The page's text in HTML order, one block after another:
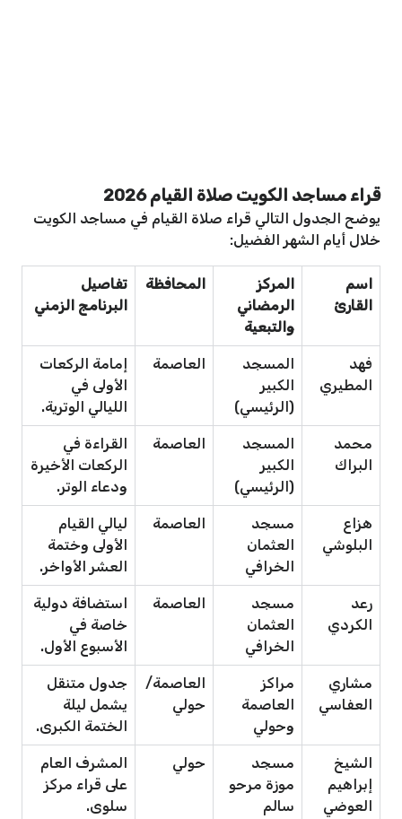
قراء مساجد الكويت صلاة القيام 2026
يوضح الجدول التالي قراء صلاة القيام في مساجد الكويت
خلال أيام الشهر الفضيل:
اسم
القارئ
المركز
الرمضاني
والتبعية
المحافظة
تفاصيل
البرنامج الزمني
فهد
المطيري
المسجد
الكبير
(الرئيسي)
العاصمة
إمامة الركعات
الأولى في
الليالي الوترية.
محمد
البراك
المسجد
الكبير
(الرئيسي)
العاصمة
القراءة في
الركعات الأخيرة
ودعاء الوتر.
هزاع
البلوشي
مسجد
العثمان
الخرافي
العاصمة
ليالي القيام
الأولى وختمة
العشر الأواخر.
رعد
الكردي
مسجد
العثمان
الخرافي
العاصمة
استضافة دولية
خاصة في
الأسبوع الأول.
مشاري
العفاسي
مراكز
العاصمة
وحولي
العاصمة/
حولي
جدول متنقل
يشمل ليلة
الختمة الكبرى.
الشيخ
إبراهيم
العوضي
مسجد
موزة مرحو
سالم
حولي
المشرف العام
على قراء مركز
سلوى.